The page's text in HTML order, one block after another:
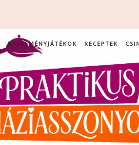
NYEREMÉNYJÁTÉKOK RECEPTEK